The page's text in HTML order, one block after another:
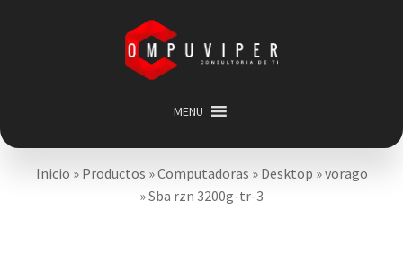
Saltar
navegación
contenido
MENU
Inicio
Categorias
Expandir
Inicio » Productos »Computadoras » Desktop »vorago
»Sba rzn 3200g-tr-3